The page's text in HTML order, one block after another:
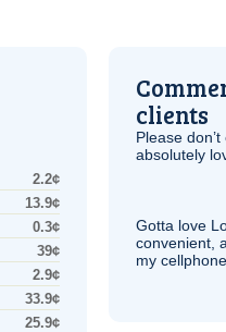
2.2¢
13.9¢
0.3¢
39¢
2.9¢
33.9¢
25.9¢
clients
Please
absolutely
Gotta love
convenient,
my